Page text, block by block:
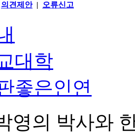
의견제안| 오류신고
대학
좋은인연
영의 박사와